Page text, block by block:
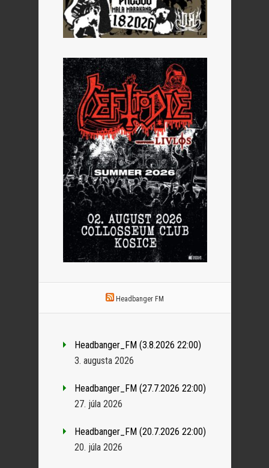
Headbanger FM
Headbanger_FM (3.8.2026 22:00)
3. augusta 2026
Headbanger_FM (27.7.2026 22:00)
27. júla 2026
Headbanger_FM (20.7.2026 22:00)
20. júla 2026